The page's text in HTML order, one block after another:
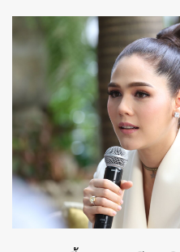
ค้นหา
SHARE